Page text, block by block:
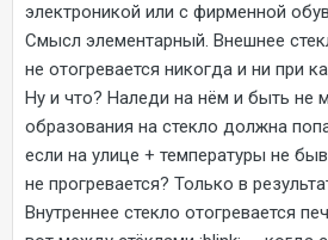
электроникой или с фирменной
Смысл элементарный. Внешнее
не отогревается никогда и ни при
Ну и что? Наледи на нём и быть не
образования на стекло должна
если на улице + температуры не
не прогревается? Только в
Внутреннее стекло отогревается